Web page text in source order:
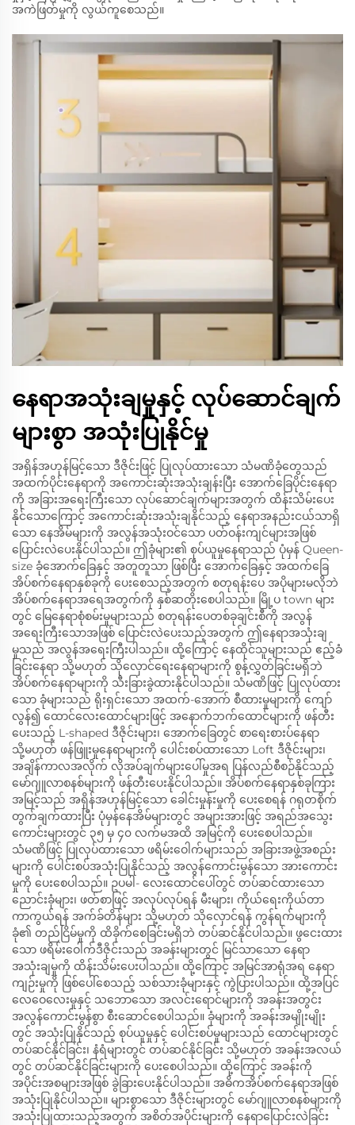
အကဲဖြတ်မှုကို လွယ်ကူစေသည်။
နေရာအသုံးချမှုနှင့် လုပ်ဆောင်ချက်
များစွာ အသုံးပြုနိုင်မှု
အရှိန်အဟုန်မြင့်သော ဒီဇိုင်းဖြင့် ပြုလုပ်ထားသော သံမဏိခုံတွေသည်
အထက်ပိုင်းနေရာကို အကောင်းဆုံးအသုံးချန်းပြီး အောက်ခြေပိုင်းနေရာ
ကို အခြားအရေးကြီးသော လုပ်ဆောင်ချက်များအတွက် ထိန်းသိမ်းပေး
နိုင်သောကြောင့် အကောင်းဆုံးအသုံးချနိုင်သည့် နေရာအနည်းငယ်သာရှိ
သော နေအိမ်များကို အလွန်အသုံးဝင်သော ပတ်ဝန်းကျင်များအဖြစ်
ပြောင်းလဲပေးနိုင်ပါသည်။ ဤခုံများ၏ စုပ်ယူမှုနေရာသည် ပုံမှန် Queen-
size ခုံအောက်ခြေနှင့် အတူတူသာ ဖြစ်ပြီး အောက်ခြေနှင့် အထက်ခြေ
အိပ်စက်နေရာနှစ်ခုကို ပေးစေသည့်အတွက် စတုရန်းပေ အပိုများမလိုဘဲ
အိပ်စက်နေရာအရေအတွက်ကို နှစ်ဆတိုးစေပါသည်။ မြို့ပ town များ
တွင် မြေနေရာစုံစမ်းမှုများသည် စတုရန်းပေတစ်ခုချင်းစီကို အလွန်
အရေးကြီးသောအဖြစ် ပြောင်းလဲပေးသည့်အတွက် ဤနေရာအသုံးချ
မှုသည် အလွန်အရေးကြီးပါသည်။ ထို့ကြောင့် နေထိုင်သူများသည် ဧည့်ခံ
ခြင်းနေရာ သို့မဟုတ် သိုလှောင်ရေးနေရာများကို စွန့်လွှတ်ခြင်းမရှိဘဲ
အိပ်စက်နေရာများကို သီးခြားခွဲထားနိုင်ပါသည်။ သံမဏိဖြင့် ပြုလုပ်ထား
သော ခုံများသည် ရိုးရှင်းသော အထက်-အောက် စီထားမှုများကို ကျော်
လွန်၍ ထောင်လေးထောင်များဖြင့် အနောက်ဘက်ထောင်များကို ဖန်တီး
ပေးသည့် L-shaped ဒီဇိုင်းများ၊ အောက်ခြေတွင် စာရေးစားပ်နေရာ
သို့မဟုတ် ဖန်ဖြူးမှုနေရာများကို ပေါင်းစပ်ထားသော Loft ဒီဇိုင်းများ၊
အချိန်ကာလအလိုက် လိုအပ်ချက်များပေါ်မှုအရ ပြန်လည်စီစဉ်နိုင်သည့်
မော်ဂျူလာစနစ်များကို ဖန်တီးပေးနိုင်ပါသည်။ အိပ်စက်နေရာနှစ်ခုကြား
အမြင့်သည် အရှိန်အဟုန်မြင့်သော ခေါင်းမှုန်းမှုကို ပေးစေရန် ဂရုတစိုက်
တွက်ချက်ထားပြီး ပုံမှန်နေအိမ်များတွင် အများအားဖြင့် အရည်အသွေး
ကောင်းများတွင် ၃၅ မှ ၄၀ လက်မအထိ အမြင့်ကို ပေးစေပါသည်။
သံမဏိဖြင့် ပြုလုပ်ထားသော ဖရိမ်းဝေါက်များသည် အခြားအဖွဲ့အစည်း
များကို ပေါင်းစပ်အသုံးပြုနိုင်သည့် အလွန်ကောင်းမွန်သော အားကောင်း
မှုကို ပေးစေပါသည်။ ဥပမါ- လေးထောင်ပေါ်တွင် တပ်ဆင်ထားသော
ညောင်းခုံများ၊ ဖတ်စာဖြင့် အလုပ်လုပ်ရန် မီးများ၊ ကိုယ်ရေးကိုယ်တာ
ကာကွယ်ရန် အက်ခ်တိန်များ သို့မဟုတ် သိုလှောင်ရန် ကွန်ရက်များကို
ခုံ၏ တည်ငြိမ်မှုကို ထိခိုက်စေခြင်းမရှိဘဲ တပ်ဆင်နိုင်ပါသည်။ ဖွငေးထား
သော ဖရိမ်းဝေါက်ဒီဇိုင်းသည် အခန်းများတွင် မြင်သာသော နေရာ
အသုံးချမှုကို ထိန်းသိမ်းပေးပါသည်။ ထို့ကြောင့် အမြင်အာရုံအရ နေရာ
ကျဉ်းမှုကို ဖြစ်ပေါ်စေသည့် သစ်သားခုံများနှင့် ကွဲပြားပါသည်။ ထို့အပြင်
လေဝေလေးမှုနှင့် သဘောသော အလင်းရောင်များကို အခန်းအတွင်း
အလွန်ကောင်းမွန်စွာ စီးဆောင်စေပါသည်။ ခုံများကို အခန်းအမျိုးမျိုး
တွင် အသုံးပြုနိုင်သည့် စုပ်ယူမှုနှင့် ပေါင်းစပ်မှုများသည် ထောင်များတွင်
တပ်ဆင်နိုင်ခြင်း၊ နံရံများတွင် တပ်ဆင်နိုင်ခြင်း သို့မဟုတ် အခန်းအလယ်
တွင် တပ်ဆင်နိုင်ခြင်းများကို ပေးစေပါသည်။ ထို့ကြောင့် အခန်းကို
အပိုင်းအစများအဖြစ် ခွဲခြားပေးနိုင်ပါသည်။ အဓိကအိပ်စက်နေရာအဖြစ်
အသုံးပြုနိုင်ပါသည်။ များစွာသော ဒီဇိုင်းများတွင် မော်ဂျူလာစနစ်များကို
အသုံးပြုထားသည့်အတွက် အစိတ်အပိုင်းများကို နေရာပြောင်းလဲခြင်း